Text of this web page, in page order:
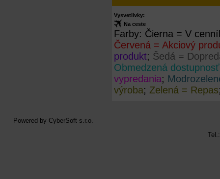
Vysvetlivky:
Na ceste
Farby: Čierna = V
Červená = Akciový
produkt; Šedá =
Obmedzená dostupnosť
vypredania;
výroba; Zelená = Repas
Powered by CyberSoft s.r.o.